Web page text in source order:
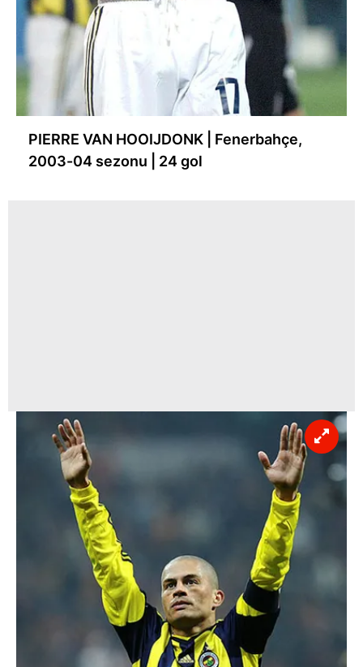
PIERRE VAN HOOIJDONK | Fenerbahçe,
2003-04 sezonu | 24 gol